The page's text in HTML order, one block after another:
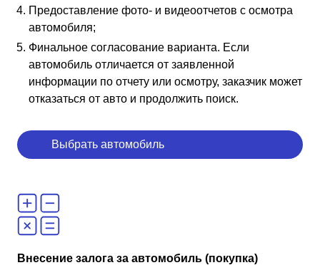
Предоставление фото- и видеоотчетов с осмотра
автомобиля;
Финальное согласование варианта. Если
автомобиль отличается от заявленной
информации по отчету или осмотру, заказчик может
отказаться от авто и продолжить поиск.
Выбрать автомобиль
Внесение залога за автомобиль (покупка)